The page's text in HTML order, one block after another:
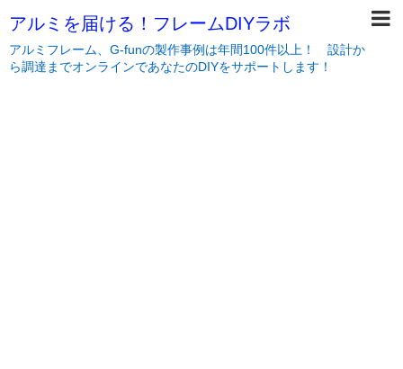
アルミを届ける！フレームDIYラボ
アルミフレーム、G-funの製作事例は年間100件以上！ 設計か
ら調達までオンラインであなたのDIYをサポートします！